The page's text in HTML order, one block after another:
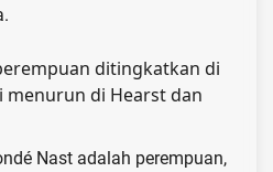
ditingkatkan di
menurun di Hearst dan
Nast adalah perempuan,